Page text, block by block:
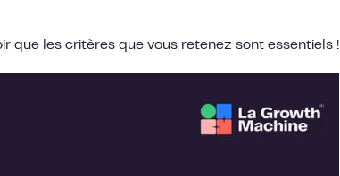
que les critères que vous retenez sont essentiels !